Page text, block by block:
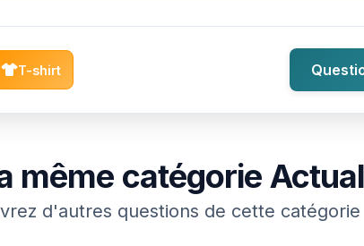
T-shirt
même catégorie
d'autres questions de cette catégorie